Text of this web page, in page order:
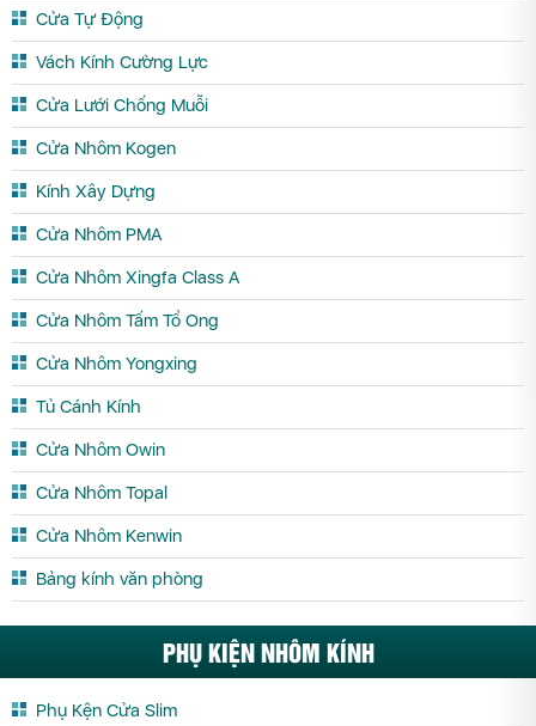
Cửa Tự Động
Vách Kính Cường Lực
Cửa Lưới Chống Muỗi
Cửa Nhôm Kogen
Kính Xây Dựng
Cửa Nhôm PMA
Cửa Nhôm Xingfa Class A
Cửa Nhôm Tấm Tổ Ong
Cửa Nhôm Yongxing
Tủ Cánh Kính
Cửa Nhôm Owin
Cửa Nhôm Topal
Cửa Nhôm Kenwin
Bảng kính văn phòng
PHỤ KIỆN NHÔM KÍNH
Phụ Kện Cửa Slim